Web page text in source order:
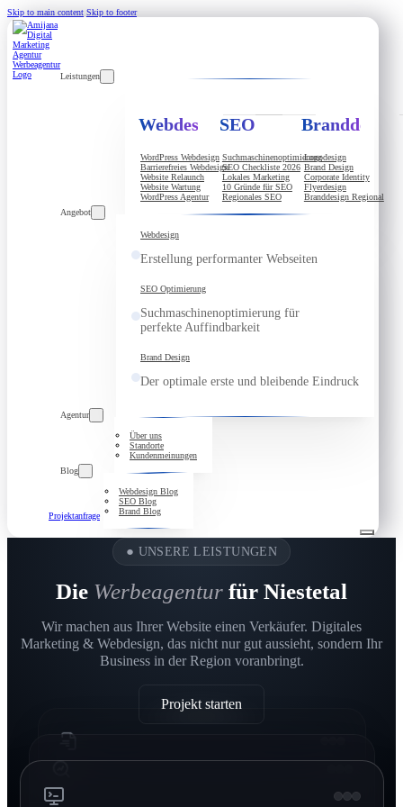
Skip to main content Skip to footer
Leistungen
Webdesign
WordPress Webdesign
Barrierefreies Webdesign
Website Relaunch
Website Wartung
WordPress Agentur
SEO
Suchmaschinenoptimierung
SEO Checkliste 2026
Lokales Marketing
10 Gründe für SEO
Regionales SEO
Branddesign
Logodesign
Brand Design
Corporate Identity
Flyerdesign
Branddesign Regional
Angebot
Webdesign
Erstellung performanter Webseiten
SEO Optimierung
Suchmaschinenoptimierung für
perfekte Auffindbarkeit
Brand Design
Der optimale erste und bleibende Eindruck
Agentur
Über uns
Standorte
Kundenmeinungen
Blog
Webdesign Blog
SEO Blog
Brand Blog
Projektanfrage
● UNSERE LEISTUNGEN
Die Werbeagentur für Niestetal
Wir machen aus Ihrer Website einen Verkäufer. Digitales
Marketing & Webdesign, das nicht nur gut aussieht, sondern Ihr
Business in der Region voranbringt.
Projekt starten